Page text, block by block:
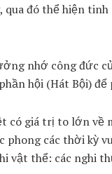
qua đó thể hiện
nhớ công đức
hội (Hát Bội)
có giá trị to lớn về
phong các thời kỳ
vật thể: các nghi